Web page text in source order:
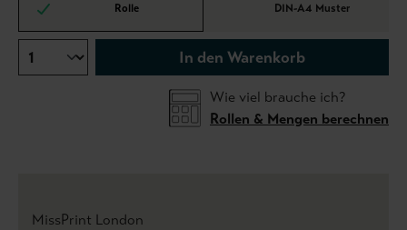
Rolle DIN-A4 Muster
In den Warenkorb
Wie viel brauche ich?
Rollen & Mengen berechnen
MissPrint London